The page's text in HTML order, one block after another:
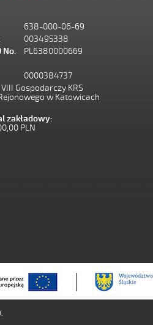
638-000-06-69
003495338
No.
PL6380000669
0000384737
Gospodarczy KRS
w Katowicach
zakładowy:
PLN